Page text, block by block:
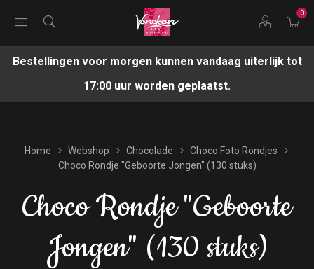
0
Bestellingen voor morgen kunnen vandaag uiterlijk tot
17:00 uur worden geplaatst.
Home Webshop Chocolade
Choco Foto Rondjes
Choco Rondje "Geboorte Jongen" (130 stuks)
Choco Rondje "Geboorte
Jongen" (130 stuks)